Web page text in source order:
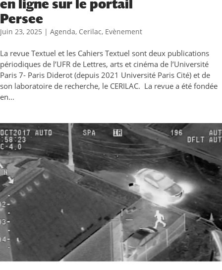
en ligne sur le portail
Persee
Juin 23, 2025 | Agenda, Cerilac, Evènement
La revue Textuel et les Cahiers Textuel sont deux publications
périodiques de l’UFR de Lettres, arts et cinéma de l’Université
Paris 7- Paris Diderot (depuis 2021 Université Paris Cité) et de
son laboratoire de recherche, le CERILAC. La revue a été fondée
en...